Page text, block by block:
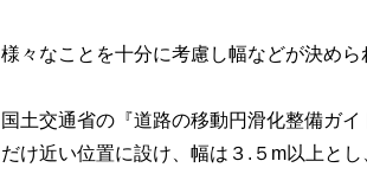
様々なことを十分に考慮し幅などが決めら
国土交通省の『道路の移動円滑化整備ガ
だけ近い位置に設け、幅は３.５m以上と